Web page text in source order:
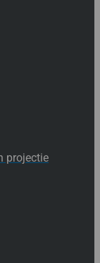
projectie